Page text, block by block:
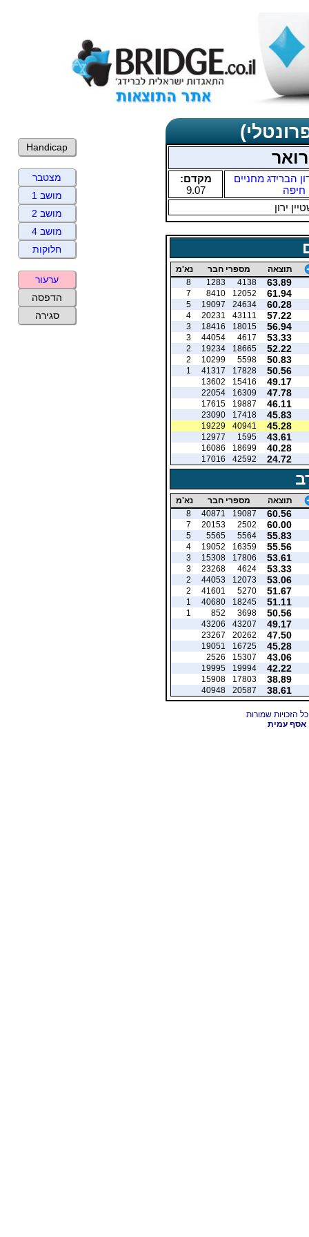
הברידג מחניים
חיפה
מקדם:
9.07
ירון
תוצאה מספרי חבר נא'מ
63.89
4138
1283
8
61.94
12052
8410
7
60.28
24634
19097
5
57.22
43111
20231
4
56.94
18015
18416
3
53.33
4617
44054
3
52.22
18665
19234
2
50.83
5598
10299
2
50.56
17828
41317
1
49.17
15416
13602
47.78
16309
22054
46.11
19887
17615
45.83
17418
23090
45.28
40941
19229
43.61
1595
12977
40.28
18699
16086
24.72
42592
17016
תוצאה מספרי חבר נא'מ
60.56
19087
40871
8
60.00
2502
20153
7
55.83
5564
5565
5
55.56
16359
19052
4
53.61
17806
15308
3
53.33
4624
23268
3
53.06
12073
44053
2
51.67
5270
41601
2
51.11
18245
40680
1
50.56
3698
852
1
49.17
43207
43206
47.50
20262
23267
45.28
16725
19051
43.06
15307
2526
42.22
19994
19995
38.89
17803
15908
38.61
20587
40948
אסף עמית
Handicap
מצטבר
מושב 1
מושב 2
מושב 4
חלוקות
ערעור
הדפסה
סגירה